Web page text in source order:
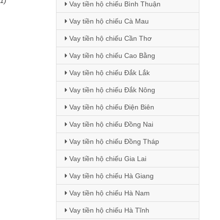
Vay tiền hộ chiếu Bình Thuận
Vay tiền hộ chiếu Cà Mau
Vay tiền hộ chiếu Cần Thơ
Vay tiền hộ chiếu Cao Bằng
Vay tiền hộ chiếu Đắk Lắk
Vay tiền hộ chiếu Đắk Nông
Vay tiền hộ chiếu Điện Biên
Vay tiền hộ chiếu Đồng Nai
Vay tiền hộ chiếu Đồng Tháp
Vay tiền hộ chiếu Gia Lai
Vay tiền hộ chiếu Hà Giang
Vay tiền hộ chiếu Hà Nam
Vay tiền hộ chiếu Hà Tĩnh